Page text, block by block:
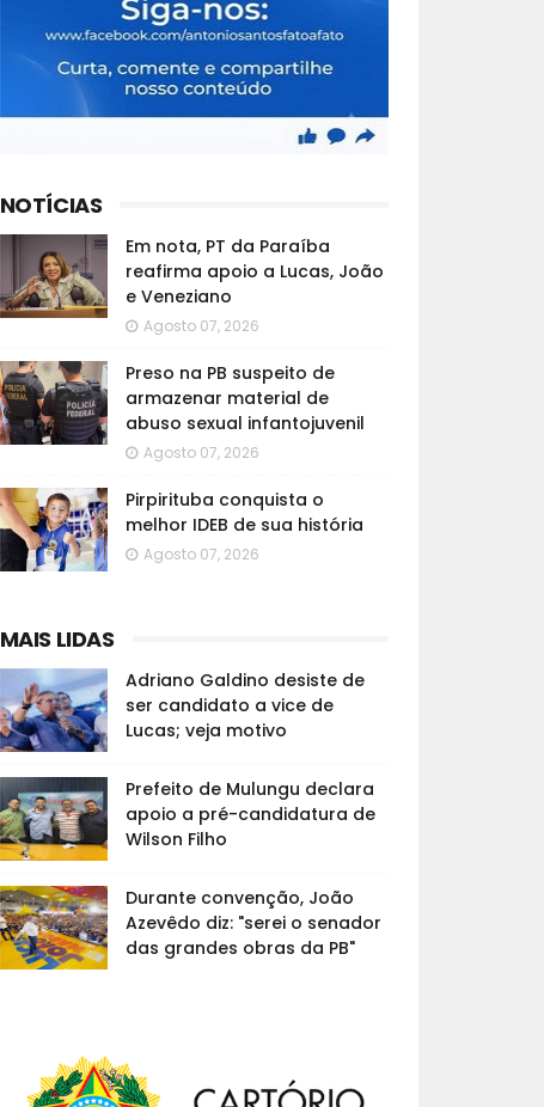
NOTÍCIAS
Em nota, PT da Paraíba
reafirma apoio a Lucas, João
e Veneziano
Agosto 07, 2026
Preso na PB suspeito de
armazenar material de
abuso sexual infantojuvenil
Agosto 07, 2026
Pirpirituba conquista o
melhor IDEB de sua história
Agosto 07, 2026
MAIS LIDAS
Adriano Galdino desiste de
ser candidato a vice de
Lucas; veja motivo
Prefeito de Mulungu declara
apoio a pré-candidatura de
Wilson Filho
Durante convenção, João
Azevêdo diz: "serei o senador
das grandes obras da PB"